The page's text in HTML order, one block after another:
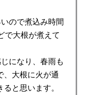
ので煮込み時間
で大根が煮えて
になり、春雨も
、大根に火が通
と思います。